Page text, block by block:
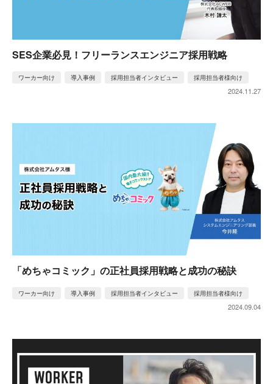
SES企業必見！フリーランスエンジニア採用戦略
ワーカー向け 導入事例 採用担当者インタビュー 採用担当者様向け
2024.11.27
「めちゃコミック」の正社員採用戦略と成功の秘訣
ワーカー向け 導入事例 採用担当者インタビュー 採用担当者様向け
2024.09.04